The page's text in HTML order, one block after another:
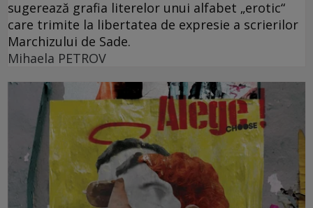
sugerează grafia literelor unui alfabet „erotic“
care trimite la libertatea de expresie a scrierilor
Marchizului de Sade.
Mihaela PETROV